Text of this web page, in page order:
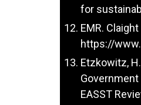
for
EMR.
https://
Etzkowitz,
EASST